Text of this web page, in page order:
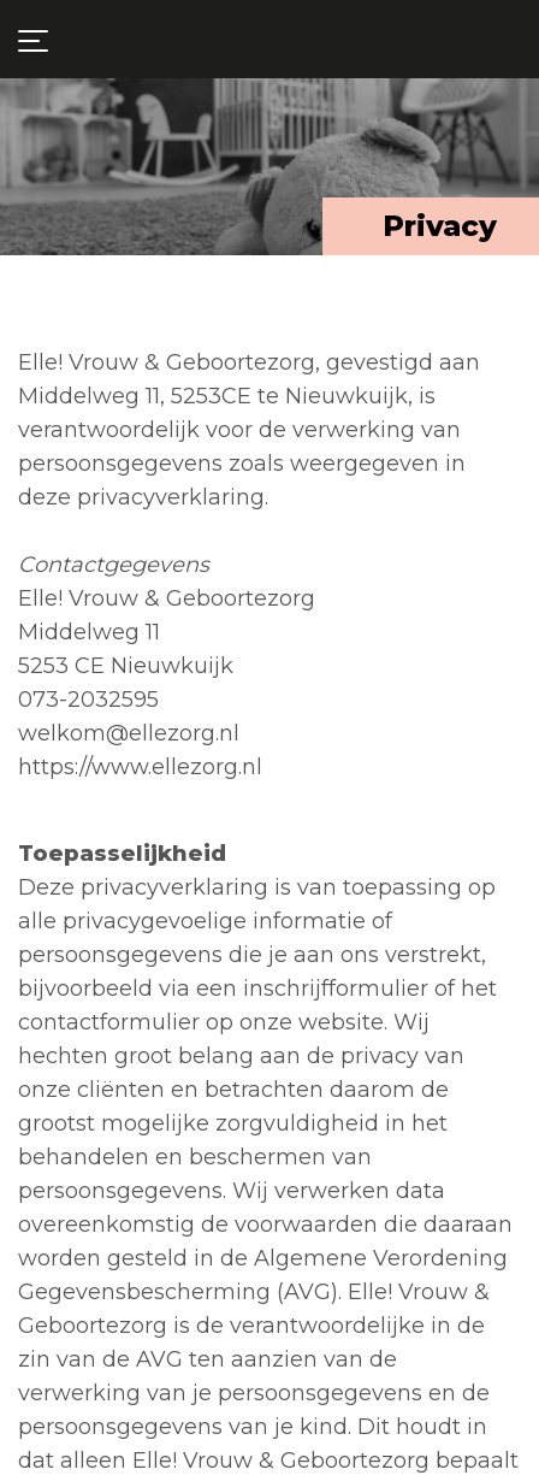
Privacy
Elle! Vrouw & Geboortezorg, gevestigd aan
Middelweg 11, 5253CE te Nieuwkuijk, is
verantwoordelijk voor de verwerking van
persoonsgegevens zoals weergegeven in
deze privacyverklaring.
Contactgegevens
Elle! Vrouw & Geboortezorg
Middelweg 11
5253 CE Nieuwkuijk
073-2032595
welkom@ellezorg.nl
https://www.ellezorg.nl
Toepasselijkheid
Deze privacyverklaring is van toepassing op
alle privacygevoelige informatie of
persoonsgegevens die je aan ons verstrekt,
bijvoorbeeld via een inschrijfformulier of het
contactformulier op onze website. Wij
hechten groot belang aan de privacy van
onze cliënten en betrachten daarom de
grootst mogelijke zorgvuldigheid in het
behandelen en beschermen van
persoonsgegevens. Wij verwerken data
overeenkomstig de voorwaarden die daaraan
worden gesteld in de Algemene Verordening
Gegevensbescherming (AVG). Elle! Vrouw &
Geboortezorg is de verantwoordelijke in de
zin van de AVG ten aanzien van de
verwerking van je persoonsgegevens en de
persoonsgegevens van je kind. Dit houdt in
dat alleen Elle! Vrouw & Geboortezorg bepaalt